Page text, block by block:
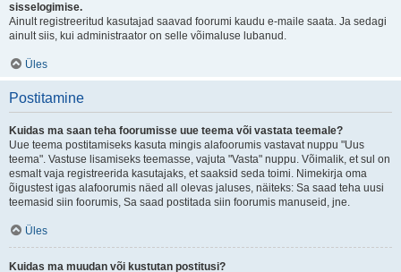
sisselogimise.
Ainult registreeritud kasutajad saavad foorumi kaudu e-maile saata. Ja sedagi
ainult siis, kui administraator on selle võimaluse lubanud.
Üles
Postitamine
Kuidas ma saan teha foorumisse uue teema või vastata teemale?
Uue teema postitamiseks kasuta mingis alafoorumis vastavat nuppu "Uus
teema". Vastuse lisamiseks teemasse, vajuta "Vasta" nuppu. Võimalik, et sul on
esmalt vaja registreerida kasutajaks, et saaksid seda toimi. Nimekirja oma
õigustest igas alafoorumis näed all olevas jaluses, näiteks: Sa saad teha uusi
teemasid siin foorumis, Sa saad postitada siin foorumis manuseid, jne.
Üles
Kuidas ma muudan või kustutan postitusi?